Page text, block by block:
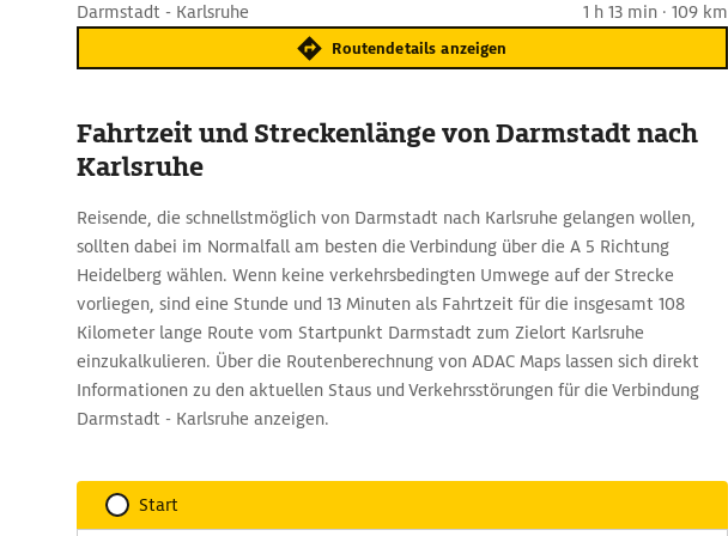
Darmstadt - Karlsruhe 1 h 13 min · 109 km
Routendetails anzeigen
Fahrtzeit und Streckenlänge von Darmstadt nach
Karlsruhe
Reisende, die schnellstmöglich von Darmstadt nach Karlsruhe gelangen wollen,
sollten dabei im Normalfall am besten die Verbindung über die A 5 Richtung
Heidelberg wählen. Wenn keine verkehrsbedingten Umwege auf der Strecke
vorliegen, sind eine Stunde und 13 Minuten als Fahrtzeit für die insgesamt 108
Kilometer lange Route vom Startpunkt Darmstadt zum Zielort Karlsruhe
einzukalkulieren. Über die Routenberechnung von ADAC Maps lassen sich direkt
Informationen zu den aktuellen Staus und Verkehrsstörungen für die Verbindung
Darmstadt - Karlsruhe anzeigen.
Start